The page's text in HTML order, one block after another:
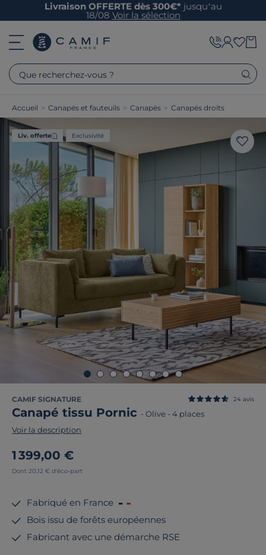
Livraison OFFERTE dès 300€* jusqu’au
18/08 Voir la sélection
Que recherchez-vous ?
Accueil > Canapés et fauteuils > Canapés > Canapés droits
Liv. offerte Exclusivité
CAMIF SIGNATURE
Canapé tissu Pornic - Olive - 4 places
24 avis
Voir la description
1 399,00 €
Dont 20,12 € d'éco-part
Fabriqué en France
Bois issu de forêts européennes
Fabricant avec une démarche RSE